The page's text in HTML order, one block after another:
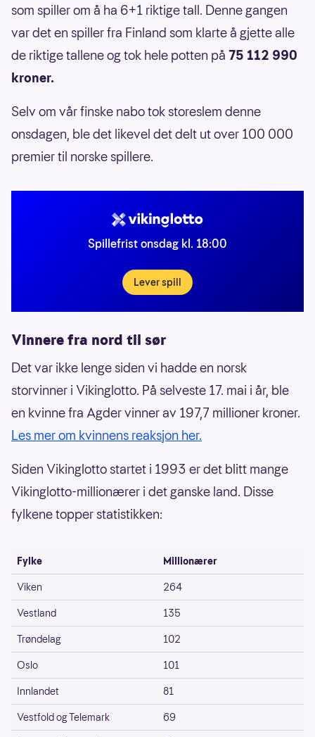
som spiller om å ha 6+1 riktige tall. Denne gangen
var det en spiller fra Finland som klarte å gjette alle
de riktige tallene og tok hele potten på 75 112 990
kroner.
Selv om vår finske nabo tok storeslem denne
onsdagen, ble det likevel det delt ut over 100 000
premier til norske spillere.
Spillefrist onsdag kl. 18:00
Lever spill
Vinnere fra nord til sør
Det var ikke lenge siden vi hadde en norsk
storvinner i Vikinglotto. På selveste 17. mai i år, ble
en kvinne fra Agder vinner av 197,7 millioner kroner.
Les mer om kvinnens reaksjon her.
Siden Vikinglotto startet i 1993 er det blitt mange
Vikinglotto-millionærer i det ganske land. Disse
fylkene topper statistikken:
Fylke
Millionærer
Viken
264
Vestland
135
Trøndelag
102
Oslo
101
Innlandet
81
Vestfold og Telemark
69